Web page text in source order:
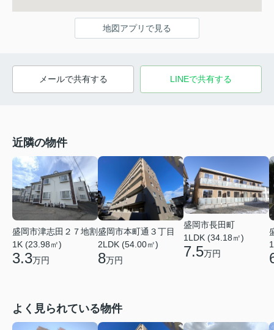
地図アプリで見る
メールで共有する LINEで共有する
近隣の物件
盛岡市津志田２７地割
1K (23.98㎡)
3.3万円
盛岡市本町通３丁目
2LDK (54.00㎡)
8万円
盛岡市長田町
1LDK (34.18㎡)
7.5万円
よく見られている物件